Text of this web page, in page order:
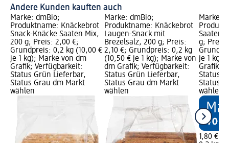
Andere Kunden kauften auch
Marke: dmBio;
Produktname: Knäckebrot
Snack-Knäcke Saaten Mix,
200 g; Preis: 2,00 €;
Grundpreis: 0,2 kg (10,00 €
je 1 kg); Marke von dm
Grafik; Verfügbarkeit:
Status Grün Lieferbar,
Status Grau dm Markt
wählen
Marke: dmBio;
Produktname: Knäckebrot
Laugen-Snack mit
Brezelsalz, 200 g; Preis:
2,10 €; Grundpreis: 0,2 kg
(10,50 € je 1 kg); Marke von
dm Grafik; Verfügbarkeit:
Status Grün Lieferbar,
Status Grau dm Markt
wählen
Marke:
g; Preis:
je 1 kg);
Grafik;
Status
Status
wählen
1,80 €